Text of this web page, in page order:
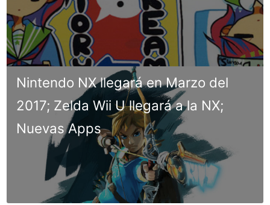
Nintendo NX llegará en Marzo del
2017; Zelda Wii U llegará a la NX;
Nuevas Apps